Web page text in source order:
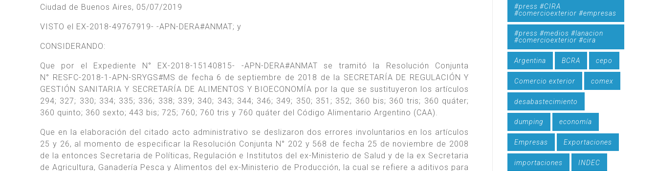
Ciudad de Buenos Aires, 05/07/2019
VISTO el EX-2018-49767919- -APN-DERA#ANMAT; y
CONSIDERANDO:
Que por el Expediente N° EX-2018-15140815- -APN-DERA#ANMAT se tramitó la Resolución Conjunta
N° RESFC-2018-1-APN-SRYGS#MS de fecha 6 de septiembre de 2018 de la SECRETARÍA DE REGULACIÓN Y
GESTIÓN SANITARIA Y SECRETARÍA DE ALIMENTOS Y BIOECONOMÍA por la que se sustituyeron los artículos
294; 327; 330; 334; 335; 336; 338; 339; 340; 343; 344; 346; 349; 350; 351; 352; 360 bis; 360 tris; 360 quáter;
360 quinto; 360 sexto; 443 bis; 725; 760; 760 tris y 760 quáter del Código Alimentario Argentino (CAA).
Que en la elaboración del citado acto administrativo se deslizaron dos errores involuntarios en los artículos
25 y 26, al momento de especificar la Resolución Conjunta N° 202 y 568 de fecha 25 de noviembre de 2008
de la entonces Secretaria de Políticas, Regulación e Institutos del ex-Ministerio de Salud y de la ex Secretaria
de Agricultura, Ganadería Pesca y Alimentos del ex-Ministerio de Producción, la cual se refiere a aditivos para
#press #CIRA
#comercioexterior #empresas
#press #medios #lanacion
#comercioexterior #cira
Argentina BCRA cepo
Comercio exterior comex
desabastecimiento
dumping economía
Empresas Exportaciones
importaciones INDEC